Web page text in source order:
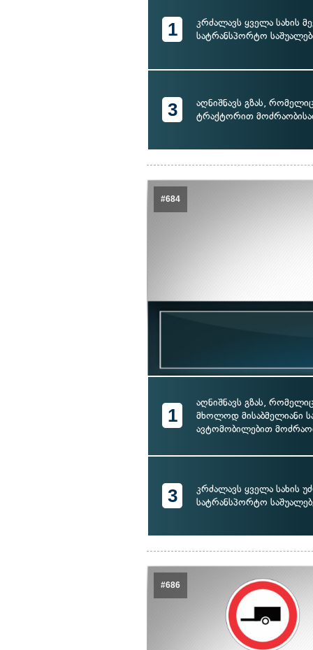
1
კრძალავს ყველა სახის
სატრანსპორტო
3
აღნიშნავს გზას,
ტრაქტორით
#684
1
აღნიშნავს გზას,
მხოლოდ მისაბმელიანი
ავტომობილებით
3
კრძალავს ყველა სახის
სატრანსპორტო
#686